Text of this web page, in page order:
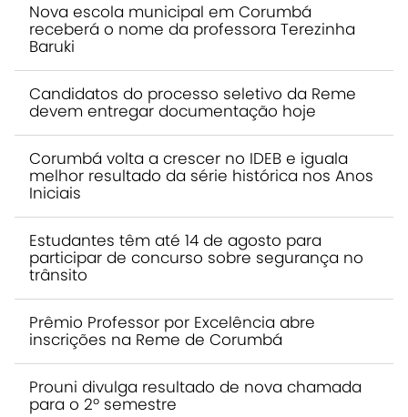
Nova escola municipal em Corumbá
receberá o nome da professora Terezinha
Baruki
Candidatos do processo seletivo da Reme
devem entregar documentação hoje
Corumbá volta a crescer no IDEB e iguala
melhor resultado da série histórica nos Anos
Iniciais
Estudantes têm até 14 de agosto para
participar de concurso sobre segurança no
trânsito
Prêmio Professor por Excelência abre
inscrições na Reme de Corumbá
Prouni divulga resultado de nova chamada
para o 2º semestre